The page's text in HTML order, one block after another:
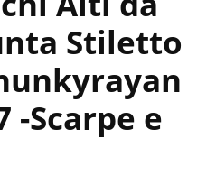
Stiletto
-Scarpe e